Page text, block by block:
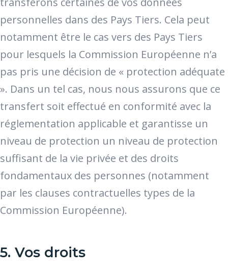
personnelles dans des Pays Tiers. Cela peut
notamment être le cas vers des Pays Tiers
pour lesquels la Commission Européenne n’a
pas pris une décision de « protection adéquate
». Dans un tel cas, nous nous assurons que ce
transfert soit effectué en conformité avec la
réglementation applicable et garantisse un
niveau de protection un niveau de protection
suffisant de la vie privée et des droits
fondamentaux des personnes (notamment
par les clauses contractuelles types de la
Commission Européenne).
5. Vos droits